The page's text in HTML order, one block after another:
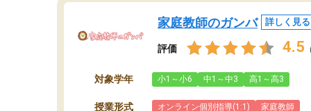
家庭教師のガンバ 詳しく見る
評価 4.5
対象学年 小1～小6 中1～中3 高1～高3
授業形式 オンライン個別指導(1:1) 家庭教師